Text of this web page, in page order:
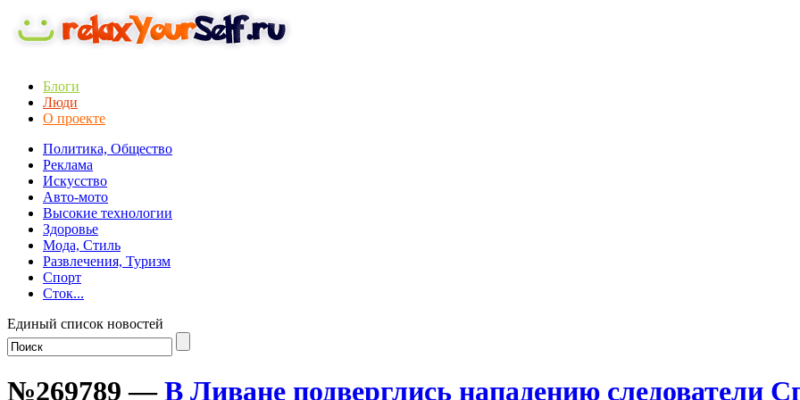
Блоги
Люди
О проекте
Политика, Общество
Реклама
Искусство
Авто-мото
Высокие технологии
Здоровье
Мода, Стиль
Развлечения, Туризм
Спорт
Сток...
Единый список новостей
№269789 —В Ливане подверглись нападению следователи